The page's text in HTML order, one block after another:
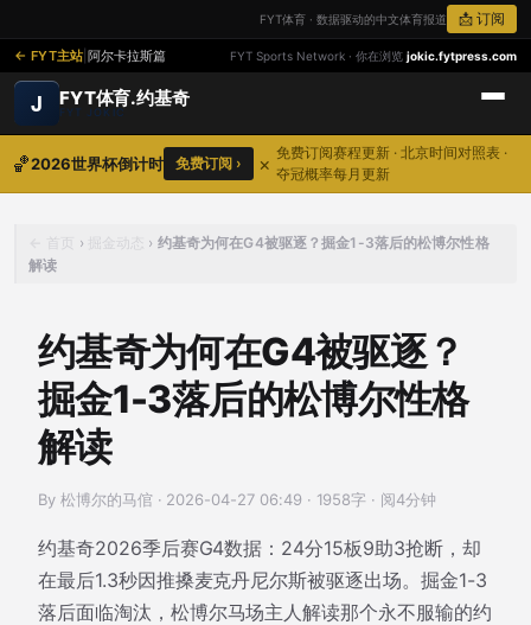
FYT体育 · 数据驱动的中文体育报道 📩 订阅
FYT主站 阿尔卡拉斯篇 FYT Sports Network · 你在浏览 jokic.fytpress.com
J FYT体育.约基奇
FYT JOKIC
🏀2026世界杯倒计时
免费订阅赛程更新 · 北京时间对照表 ·
夺冠概率每月更新
免费订阅 › ×
首页 › 掘金动态 › 约基奇为何在G4被驱逐？掘金1-3落后的松博尔性格
解读
约基奇为何在G4被驱逐？
掘金1-3落后的松博尔性格
解读
By 松博尔的马倌· 2026-04-27 06:49 · 1958字 · 阅4分钟
约基奇2026季后赛G4数据：24分15板9助3抢断，却
在最后1.3秒因推搡麦克丹尼尔斯被驱逐出场。掘金1-3
落后面临淘汰，松博尔马场主人解读那个永不服输的约